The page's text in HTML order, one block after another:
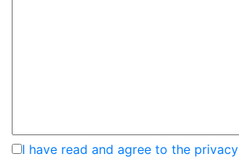
I have read and agree to the